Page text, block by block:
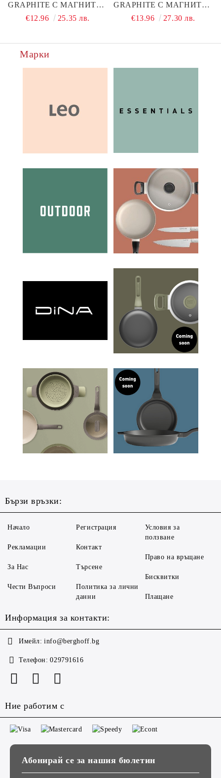
GRAPHITE С МАГНИТЕН
ДЖОБ 23СМ
€12.96 25.35 лв.
GRAPHITE С МАГНИТЕН
ДЖОБ 26СМ
€13.96 27.30 лв.
Марки
Бързи връзки:
Начало
Рекламации
За Нас
Чести Въпроси
Регистрация
Контакт
Търсене
Политика за лични
данни
Условия за
ползване
Право на връщане
Бисквитки
Плащане
Информация за контакти:
Имейл: info@berghoff.bg
Телефон: 029791616
Ние работим с
Абонирай се за нашия бюлетин